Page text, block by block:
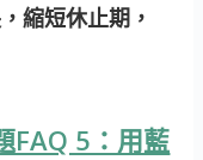
縮短休止期，
FAQ 5：用藍